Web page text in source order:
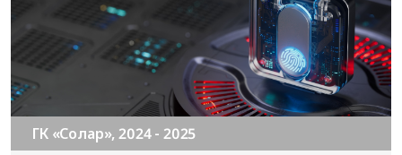
ГК «Солар», 2024 - 2025